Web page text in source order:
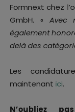
Formnext chez
GmbH. «Avec
également
delà des
Les
maintenant ici.
N’oubliez